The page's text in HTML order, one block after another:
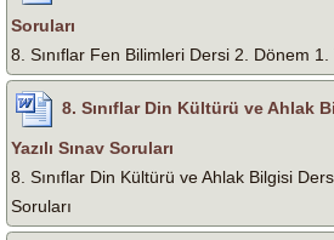
Soruları
8. Sınıflar Fen Bilimleri Dersi 2. Dönem 1.
8. Sınıflar Din Kültürü ve Ahlak
Yazılı Sınav Soruları
8. Sınıflar Din Kültürü ve Ahlak Bilgisi
Soruları